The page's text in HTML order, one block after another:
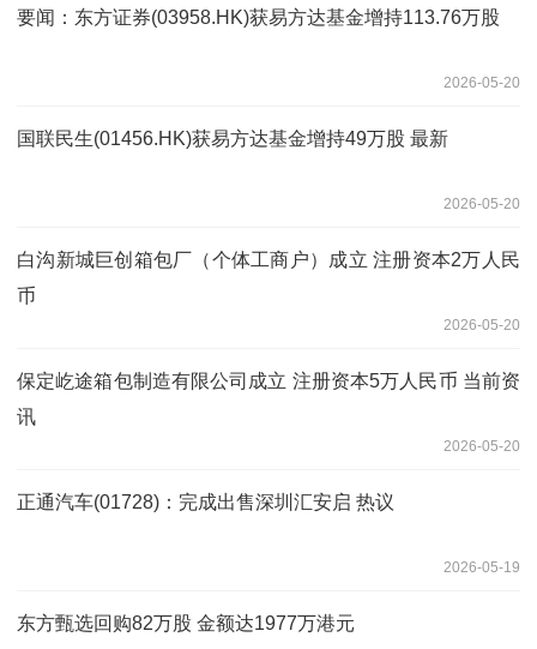
要闻：东方证券(03958.HK)获易方达基金增持113.76万股
2026-05-20
国联民生(01456.HK)获易方达基金增持49万股 最新
2026-05-20
白沟新城巨创箱包厂（个体工商户）成立 注册资本2万人民
币
2026-05-20
保定屹途箱包制造有限公司成立 注册资本5万人民币 当前资
讯
2026-05-20
正通汽车(01728)：完成出售深圳汇安启 热议
2026-05-19
东方甄选回购82万股 金额达1977万港元